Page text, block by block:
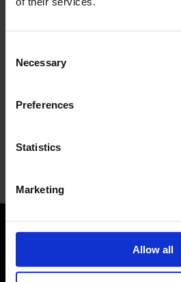
Selection
Necessary
Preferences
Statistics
Marketing
Allow all
elettro-pop
L’universo crepuscolare di Miu
ABOUT US